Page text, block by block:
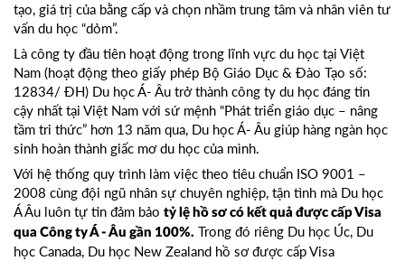
tạo, giá trị của bằng cấp và chọn nhầm trung tâm và nhân viên tư
vấn du học “dỏm”.
Là công ty đầu tiên hoạt động trong lĩnh vực du học tại Việt
Nam (hoạt động theo giấy phép Bộ Giáo Dục & Đào Tạo số:
12834/ ĐH) Du học Á- Âu trở thành công ty du học đáng tin
cậy nhất tại Việt Nam với sứ mệnh “Phát triển giáo dục – nâng
tầm tri thức” hơn 13 năm qua, Du học Á- Âu giúp hàng ngàn học
sinh hoàn thành giấc mơ du học của mình.
Với hệ thống quy trình làm việc theo tiêu chuẩn ISO 9001 –
2008 cùng đội ngũ nhân sự chuyên nghiệp, tận tình mà Du học
Á Âu luôn tự tin đảm bảo tỷ lệ hồ sơ có kết quả được cấp Visa
qua Công ty Á - Âu gần 100%. Trong đó riêng Du học Úc, Du
học Canada, Du học New Zealand hồ sơ được cấp Visa